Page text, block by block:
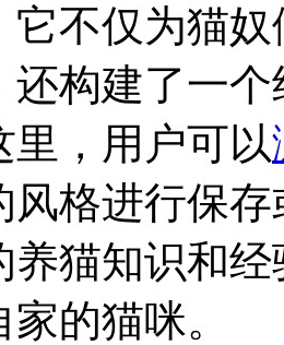
它不仅为猫
还构建了一
里，用户可以
风格进行保
养猫知识和
的猫咪。